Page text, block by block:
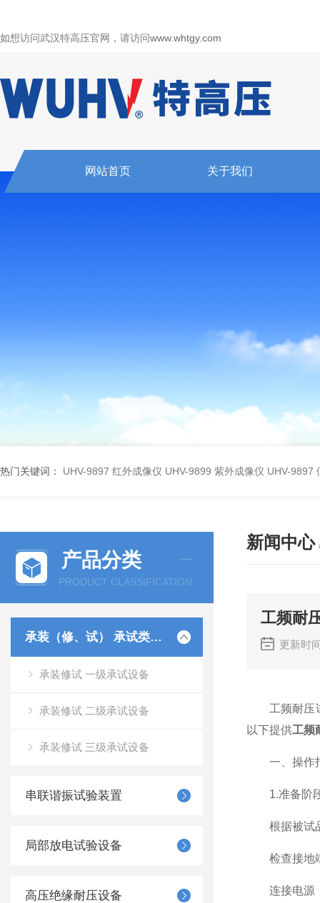
如想访问武汉特高压官网，请访问www.whtgy.com
网站首页 关于我们
热门关键词： UHV-9897 红外成像仪 UHV-9899 紫外成像仪 UHV-9897
产品分类
PRODUCT CLASSIFICATION
承装（修、试） 承试类仪器
承装修试 一级承试设备
承装修试 二级承试设备
承装修试 三级承试设备
串联谐振试验装置
局部放电试验设备
高压绝缘耐压设备
新闻中心
工频耐
更新时
工频耐压试
以下提供工频
一、操作
1.准备阶
根据被试品
检查接地端
连接电源，